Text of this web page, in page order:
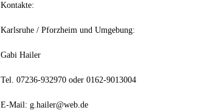
Kontakte:
Karlsruhe / Pforzheim und Umgebung:
Gabi Hailer
Tel. 07236-932970 oder 0162-9013004
E-Mail: g.hailer@web.de